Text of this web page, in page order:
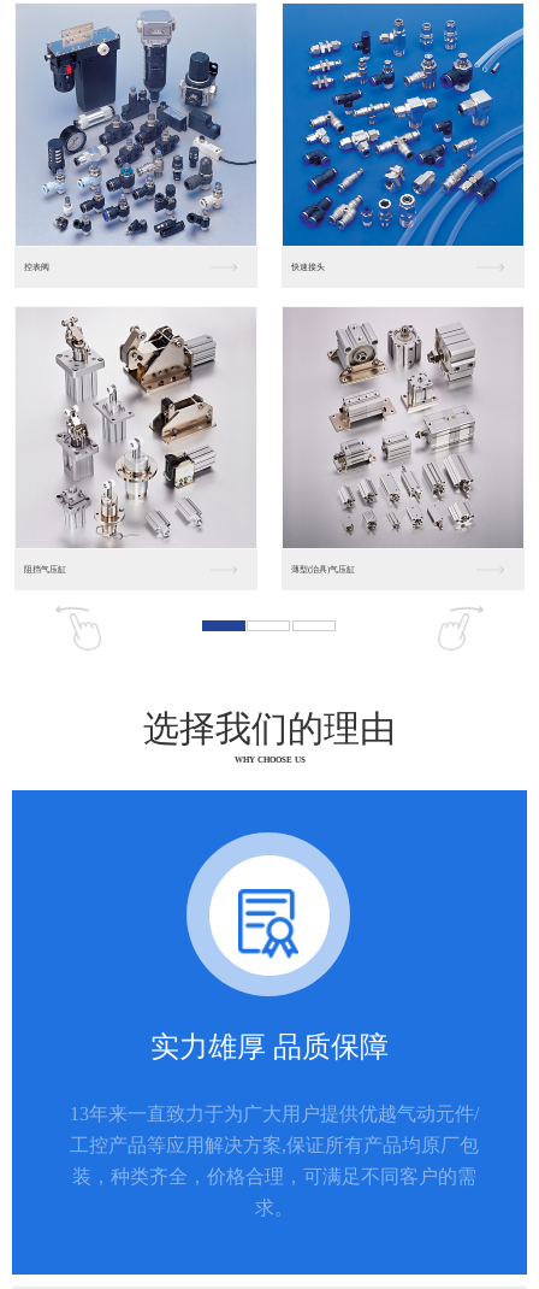
东莞松下PLC 松下人机界面GT07
松下人机界面DP10... 数字光钎传感器FX-...
选择我们的理由
WHY CHOOSE US
实力雄厚 品质保障
13年来一直致力于为广大用户提供优越气动元件/
工控产品等应用解决方案,保证所有产品均原厂包
装，种类齐全，价格合理，可满足不同客户的需
求。